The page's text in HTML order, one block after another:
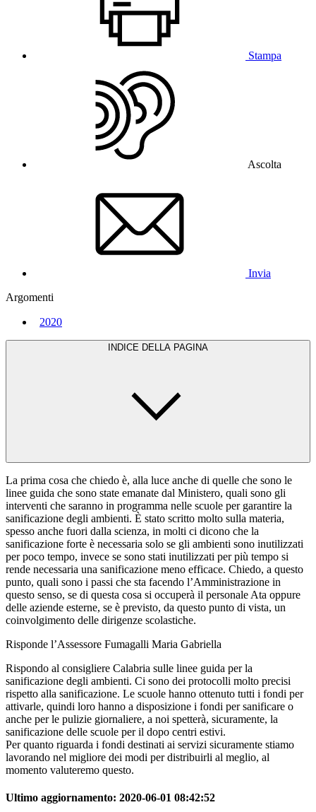
Stampa
Ascolta
Invia
Argomenti
2020
INDICE DELLA PAGINA
La prima cosa che chiedo è, alla luce anche di quelle che sono le
linee guida che sono state emanate dal Ministero, quali sono gli
interventi che saranno in programma nelle scuole per garantire la
sanificazione degli ambienti. È stato scritto molto sulla materia,
spesso anche fuori dalla scienza, in molti ci dicono che la
sanificazione forte è necessaria solo se gli ambienti sono inutilizzati
per poco tempo, invece se sono stati inutilizzati per più tempo si
rende necessaria una sanificazione meno efficace. Chiedo, a questo
punto, quali sono i passi che sta facendo l’Amministrazione in
questo senso, se di questa cosa si occuperà il personale Ata oppure
delle aziende esterne, se è previsto, da questo punto di vista, un
coinvolgimento delle dirigenze scolastiche.
Risponde l’Assessore Fumagalli Maria Gabriella
Rispondo al consigliere Calabria sulle linee guida per la
sanificazione degli ambienti. Ci sono dei protocolli molto precisi
rispetto alla sanificazione. Le scuole hanno ottenuto tutti i fondi per
attivarle, quindi loro hanno a disposizione i fondi per sanificare o
anche per le pulizie giornaliere, a noi spetterà, sicuramente, la
sanificazione delle scuole per il dopo centri estivi.
Per quanto riguarda i fondi destinati ai servizi sicuramente stiamo
lavorando nel migliore dei modi per distribuirli al meglio, al
momento valuteremo questo.
Ultimo aggiornamento: 2020-06-01 08:42:52